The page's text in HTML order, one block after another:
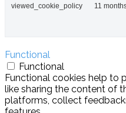
viewed_cookie_policy 11
Functional
Functional
Functional cookies help to
like sharing the content of
platforms, collect